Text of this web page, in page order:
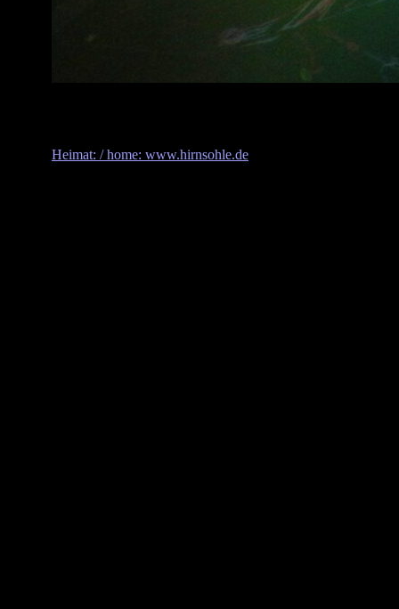
Heimat: / home: www.hirnsohle.de